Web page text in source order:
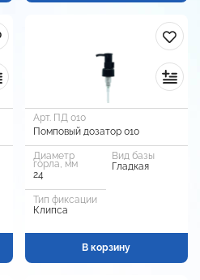
Арт. ПД 010
Помповый дозатор 010
Диаметр
горла, мм
24
Вид базы
Гладкая
Тип фиксации
Клипса
В корзину